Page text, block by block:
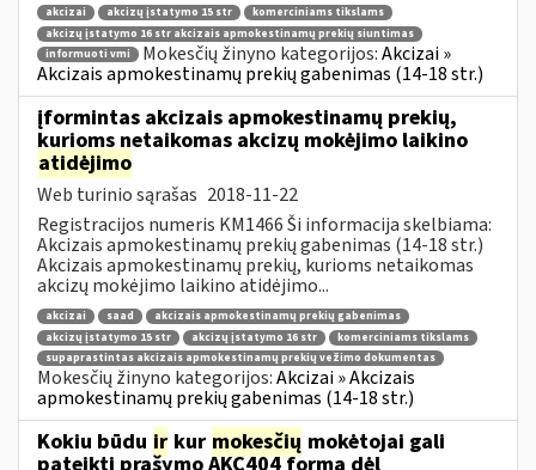
akcizai akcizų įstatymo 15 str
komerciniams tikslams
akcizų įstatymo 16 str akcizais apmokestinamų prekių siuntimas
informuoti vmi
Mokesčių žinyno kategorijos:Akcizai »
Akcizais apmokestinamų prekių gabenimas (14-18 str.)
įformintas akcizais apmokestinamų prekių,
kurioms netaikomas akcizų mokėjimo laikino
atidėjimo
Web turinio sąrašas 2018-11-22
Registracijos numeris KM1466 Ši informacija skelbiama:
Akcizais apmokestinamų prekių gabenimas (14-18 str.)
Akcizais apmokestinamų prekių, kurioms netaikomas
akcizų mokėjimo laikino atidėjimo...
akcizai saad
akcizais apmokestinamų prekių gabenimas
akcizų įstatymo 15 str
akcizų įstatymo 16 str
komerciniams tikslams
supaprastintas akcizais apmokestinamų prekių vežimo dokumentas
Mokesčių žinyno kategorijos:Akcizai » Akcizais
apmokestinamų prekių gabenimas (14-18 str.)
Kokiu būdu ir kur mokesčių mokėtojai gali
pateikti prašymo AKC404 formą dėl